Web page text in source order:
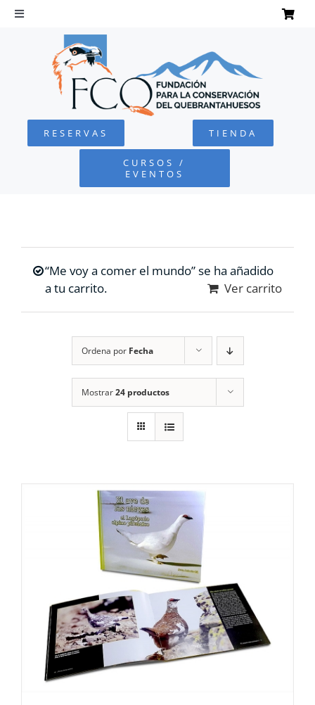
Saltar
Toggle
Navigation
QUEBRANTAHUESOS
FUNDACIÓN
RESERVAS TIENDA
CURSOS /
EVENTOS
“Me voy a comer el mundo” se ha añadido
a tu carrito.
Ver carrito
Ordena por Fecha
Mostrar24 productos